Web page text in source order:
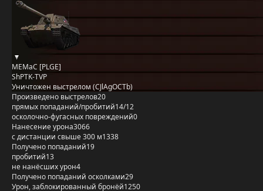
MEMaC [PLGE]
ShPTK-TVP
Уничтожен выстрелом (CJlAgOCTb)
Произведено выстрелов20
прямых попаданий/пробитий14/12
осколочно-фугасных повреждений0
Нанесение урона3066
с дистанции свыше 300 м1338
Получено попаданий19
пробитий13
не нанёсших урон4
Получено попаданий осколками29
Урон, заблокированный бронёй1250